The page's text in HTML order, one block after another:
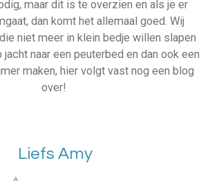
maar dit is te overzien en als je er
dan komt het allemaal goed. Wij
niet meer in klein bedje willen slapen
jacht naar een peuterbed en dan ook een
maken, hier volgt vast nog een blog
over!
Liefs Amy